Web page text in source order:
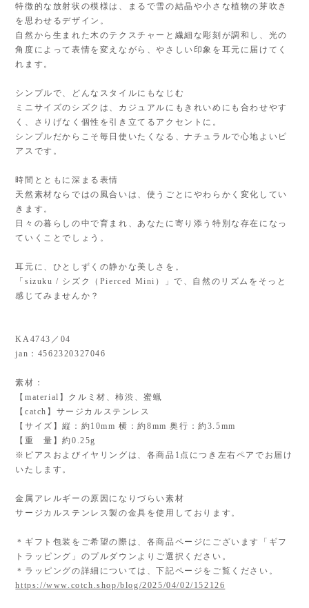
特徴的な放射状の模様は、まるで雪の結晶や小さな植物の芽吹き
を思わせるデザイン。
自然から生まれた木のテクスチャーと繊細な彫刻が調和し、光の
角度によって表情を変えながら、やさしい印象を耳元に届けてく
れます。
シンプルで、どんなスタイルにもなじむ
ミニサイズのシズクは、カジュアルにもきれいめにも合わせやす
く、さりげなく個性を引き立てるアクセントに。
シンプルだからこそ毎日使いたくなる、ナチュラルで心地よいピ
アスです。
時間とともに深まる表情
天然素材ならではの風合いは、使うごとにやわらかく変化してい
きます。
日々の暮らしの中で育まれ、あなたに寄り添う特別な存在になっ
ていくことでしょう。
耳元に、ひとしずくの静かな美しさを。
「sizuku / シズク（Pierced Mini）」で、自然のリズムをそっと
感じてみませんか？
KA4743／04
jan：4562320327046
素材：
【material】クルミ材、柿渋、蜜蝋
【catch】サージカルステンレス
【サイズ】縦：約10mm 横：約8mm 奥行：約3.5mm
【重 量】約0.25g
※ピアスおよびイヤリングは、各商品1点につき左右ペアでお届け
いたします。
金属アレルギーの原因になりづらい素材
サージカルステンレス製の金具を使用しております。
＊ギフト包装をご希望の際は、各商品ページにございます「ギフ
トラッピング」のプルダウンよりご選択ください。
＊ラッピングの詳細については、下記ページをご覧ください。
https://www.cotch.shop/blog/2025/04/02/152126